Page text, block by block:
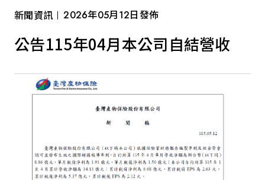
新聞資訊 2026年05月12日發佈
公告115年04月本公司自結營收